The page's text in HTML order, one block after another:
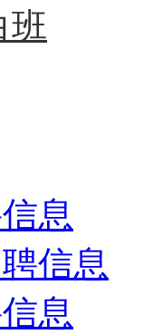
班
息
信息
息